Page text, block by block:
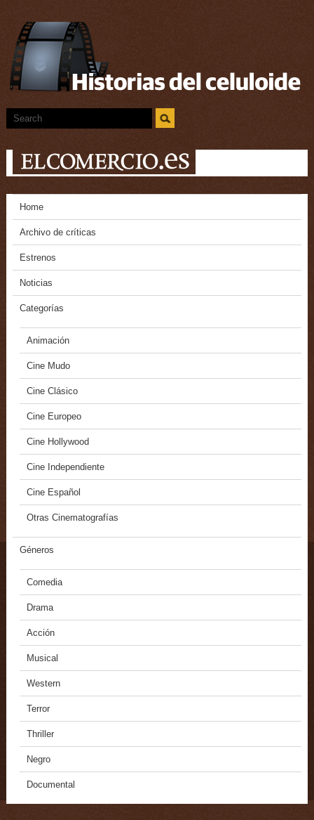
Home
Archivo de críticas
Estrenos
Noticias
Categorías
Animación
Cine Mudo
Cine Clásico
Cine Europeo
Cine Hollywood
Cine Independiente
Cine Español
Otras Cinematografías
Géneros
Comedia
Drama
Acción
Musical
Western
Terror
Thriller
Negro
Documental